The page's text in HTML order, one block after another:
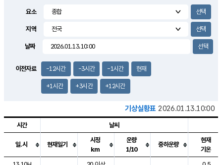
3.0m/s
요소
지역
날짜
이전자료 -12시간 -3시간 -1시간 현재
+1시간 +3시간 +12시간
기상실황표 2026.01.13.10:00
도시별 기상실황표로 지점, 날씨, 기온, 강수, 바람, 기압등을 안내한 표입
시간 날씨
일.시 현재일기
시정
km
운량
1/10
중하운량
현재
기온